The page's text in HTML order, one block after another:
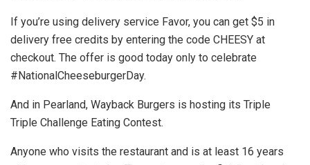
If you’re using delivery service Favor, you can get $5 in
delivery free credits by entering the code CHEESY at
checkout. The offer is good today only to celebrate
#NationalCheeseburgerDay.
And in Pearland, Wayback Burgers is hosting its Triple
Triple Challenge Eating Contest.
Anyone who visits the restaurant and is at least 16 years